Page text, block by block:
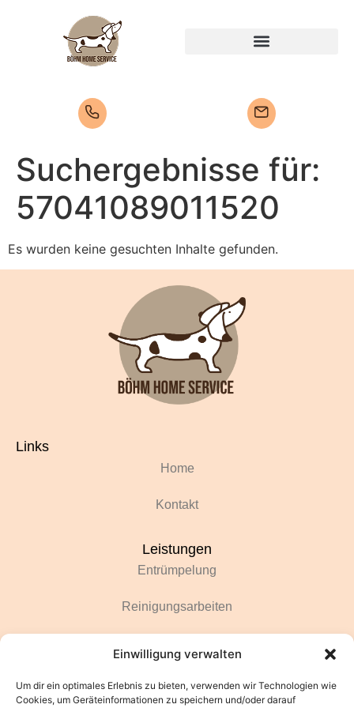
Einwilligung verwalten
Um dir ein optimales Erlebnis zu bieten, verwenden wir Technologien wie
Cookies, um Geräteinformationen zu speichern und/oder darauf
Suchergebnisse für:
57041089011520
Es wurden keine gesuchten Inhalte gefunden.
Links
Home
Kontakt
Leistungen
Entrümpelung
Reinigungsarbeiten
Gartenarbeiten